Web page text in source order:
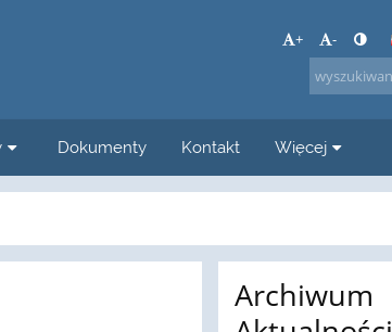
+ -
Dokumenty Kontakt Więcej
Archiwum